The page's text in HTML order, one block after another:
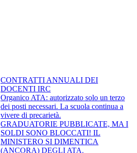
CONTRATTI ANNUALI DEI
DOCENTI IRC
Organico ATA: autorizzato solo un terzo
dei posti necessari. La scuola continua a
vivere di precarietà.
GRADUATORIE PUBBLICATE, MA I
SOLDI SONO BLOCCATI! IL
MINISTERO SI DIMENTICA
(ANCORA) DEGLI ATA.